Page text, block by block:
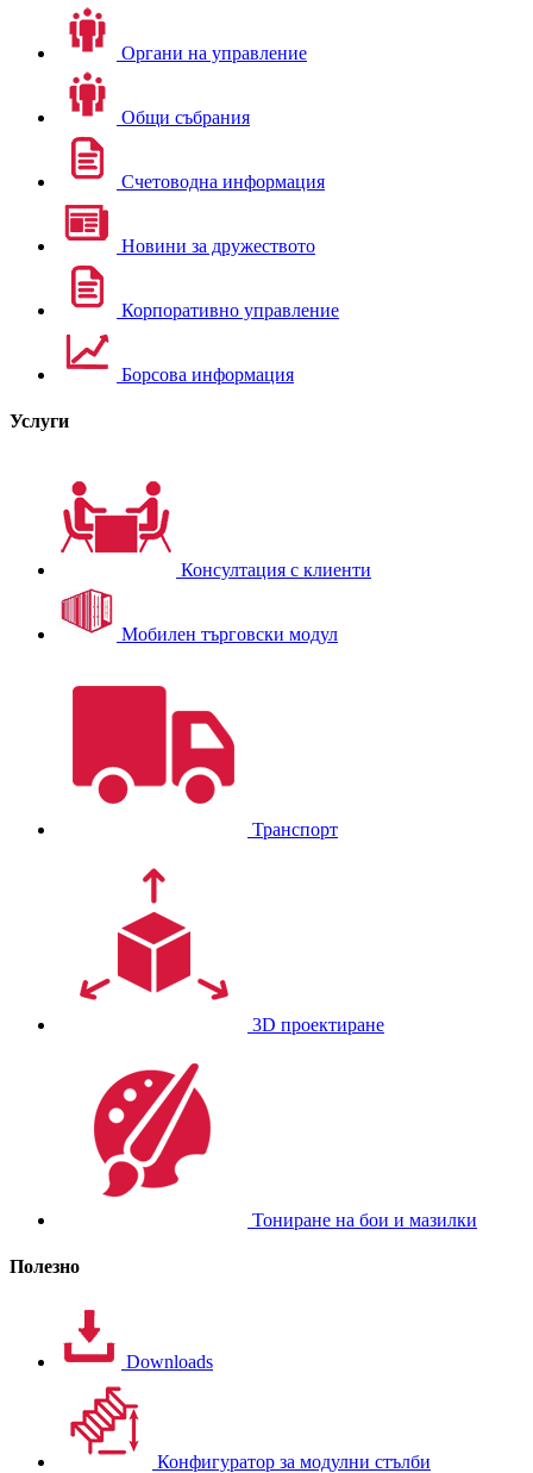
Органи на управление
Общи събрания
Счетоводна информация
Новини за дружеството
Корпоративно управление
Борсова информация
Услуги
Консултация с клиенти
Мобилен търговски модул
Транспорт
3D проектиране
Тониране на бои и мазилки
Полезно
Downloads
Конфигуратор за модулни стълби